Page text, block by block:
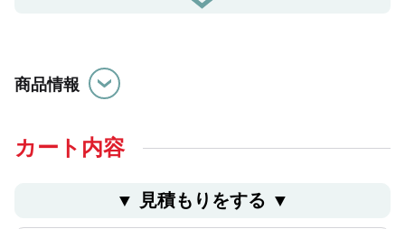
トPC等を立てて収納する事で、机上スペースを圧迫せず
能、ラックなどでまとめてPCを管理・収納する際にもお
使いいただけます。
最大17インチまでのノートPC・タブレット収納可能、そ
の他手帳など、デスク周りの小物収納にも、場所を選ばず
記念品、卒業祝い、入学祝いなどにもおすすめ商品です。
商品情報
カート内容
▼ ⾒積もりをする ▼